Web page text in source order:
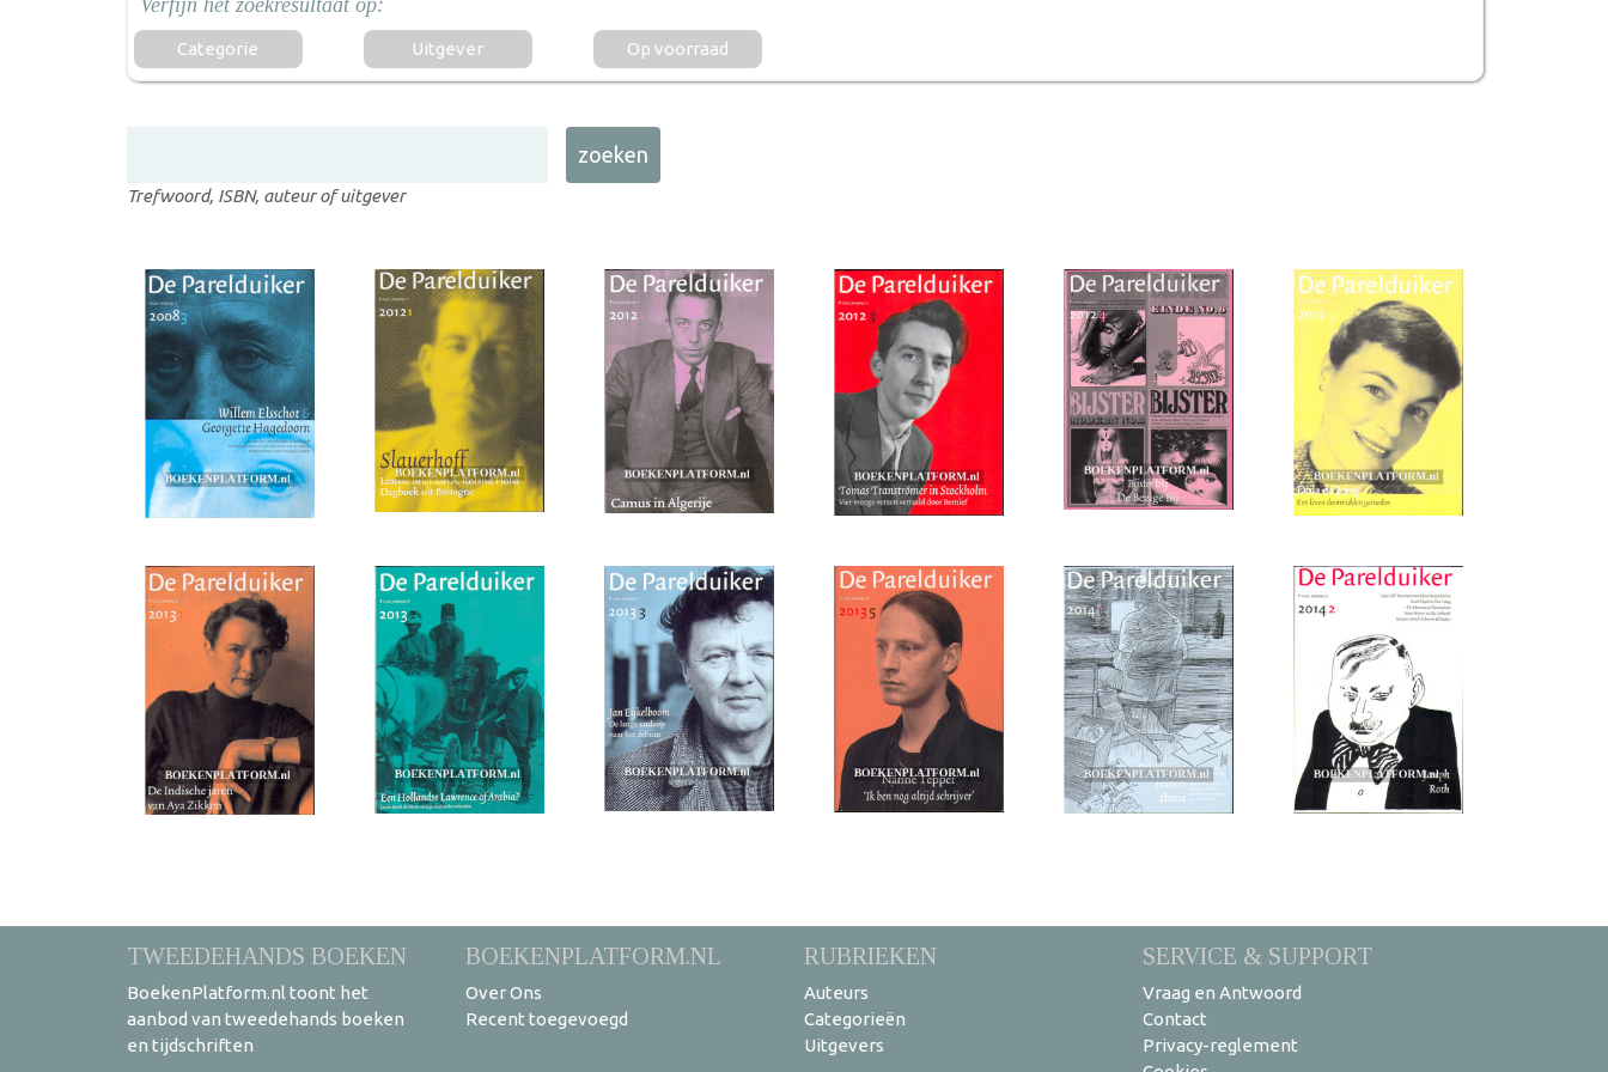
Categorie Uitgever Op voorraad
Trefwoord, ISBN, auteur of uitgever
TWEEDEHANDS BOEKEN
BoekenPlatform.nl toont het
aanbod van tweedehands boeken
en tijdschriften
BOEKENPLATFORM.NL
Over Ons
Recent toegevoegd
RUBRIEKEN
Auteurs
Categorieën
Uitgevers
SERVICE & SUPPORT
Vraag en Antwoord
Contact
Privacy-reglement